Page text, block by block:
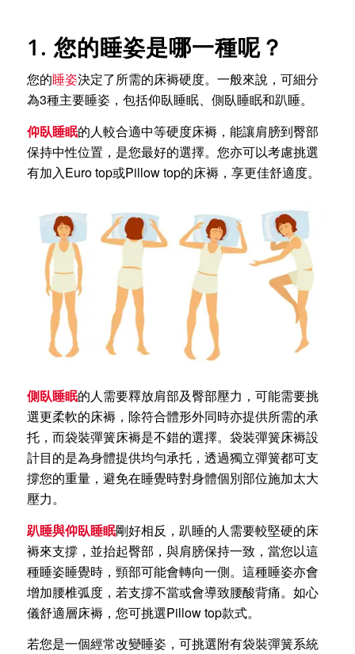
1. 您的睡姿是哪一種呢？
您的睡姿決定了所需的床褥硬度。一般來說，可細分
為3種主要睡姿，包括仰臥睡眠、側臥睡眠和趴睡。
仰臥睡眠的人較合適中等硬度床褥，能讓肩膀到臀部
保持中性位置，是您最好的選擇。您亦可以考慮挑選
有加入Euro top或Pillow top的床褥，享更佳舒適度。
側臥睡眠的人需要釋放肩部及臀部壓力，可能需要挑
選更柔軟的床褥，除符合體形外同時亦提供所需的承
托，而袋裝彈簧床褥是不錯的選擇。袋裝彈簧床褥設
計目的是為身體提供均勻承托，透過獨立彈簧都可支
撐您的重量，避免在睡覺時對身體個別部位施加太大
壓力。
趴睡與仰臥睡眠剛好相反，趴睡的人需要較堅硬的床
褥來支撐，並抬起臀部，與肩膀保持一致，當您以這
種睡姿睡覺時，頸部可能會轉向一側。這種睡姿亦會
增加腰椎弧度，若支撐不當或會導致腰酸背痛。如心
儀舒適層床褥，您可挑選Pillow top款式。
若您是一個經常改變睡姿，可挑選附有袋裝彈簧系統